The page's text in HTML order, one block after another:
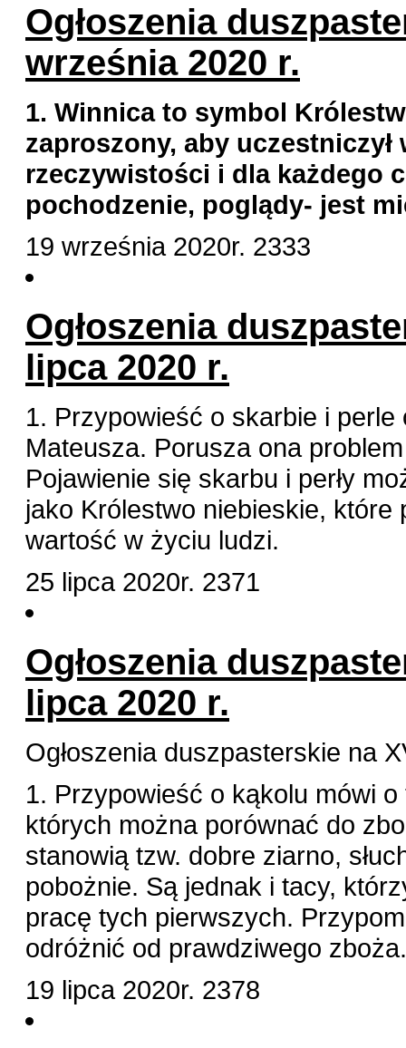
Ogłoszenia
września 2020 r.
1. Winnica to symbol
zaproszony, aby
rzeczywistości i dla każdego
pochodzenie, poglądy- jest
19 września 2020r. 2333
Ogłoszenia
lipca 2020 r.
1. Przypowieść o skarbie i
Mateusza. Porusza ona
Pojawienie się skarbu i perły
jako Królestwo niebieskie,
wartość w życiu ludzi.
25 lipca 2020r. 2371
Ogłoszenia
lipca 2020 r.
Ogłoszenia duszpasterskie na
1. Przypowieść o kąkolu mówi
których można porównać do
stanowią tzw. dobre ziarno,
pobożnie. Są jednak i tacy,
pracę tych pierwszych.
odróżnić od prawdziwego zboża.
19 lipca 2020r. 2378